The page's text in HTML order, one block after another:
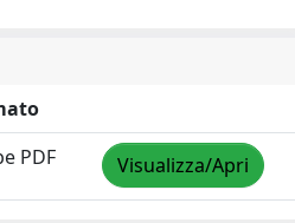
PDF Visualizza/Apri